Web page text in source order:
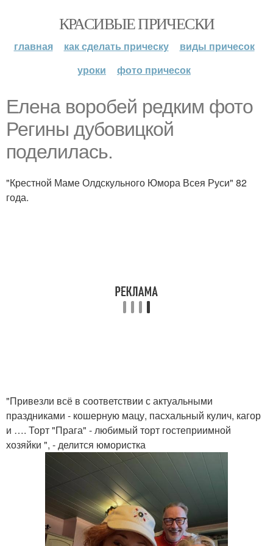
КРАСИВЫЕ ПРИЧЕСКИ
главная как сделать прическу
виды причесок
уроки
фото причесок
Елена воробей редким фото
Регины дубовицкой
поделилась.
"Крестной Маме Олдскульного Юмора Всея Руси" 82
года.
"Привезли всё в соответствии с актуальными
праздниками - кошерную мацу, пасхальный кулич, кагор
и …. Торт "Прага" - любимый торт гостеприимной
хозяйки ", - делится юмористка